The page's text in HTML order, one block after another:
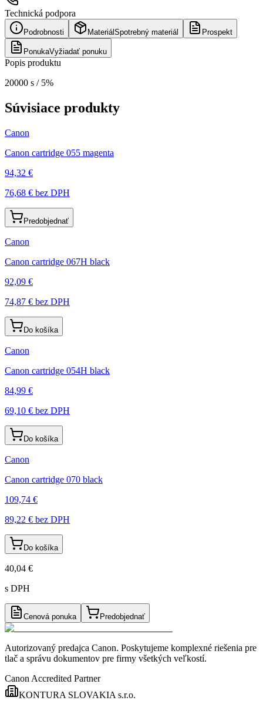
Technická podpora
Podrobnosti Materiál Spotrebný materiál Prospekt
PonukaVyžiadať ponuku
Popis produktu
20000 s / 5%
Súvisiace produkty
Canon
Canon cartridge 055 magenta
94,32 €
76,68 € bez DPH
Predobjednať
Canon
Canon cartridge 067H black
92,09 €
74,87 € bez DPH
Do košíka
Canon
Canon cartridge 054H black
84,99 €
69,10 € bez DPH
Do košíka
Canon
Canon cartridge 070 black
109,74 €
89,22 € bez DPH
Do košíka
40,04 €
s DPH
Cenová ponuka Predobjednať
Autorizovaný predajca Canon. Poskytujeme komplexné riešenia pre
tlač a správu dokumentov pre firmy všetkých veľkostí.
Canon Accredited Partner
KONTURA SLOVAKIA s.r.o.